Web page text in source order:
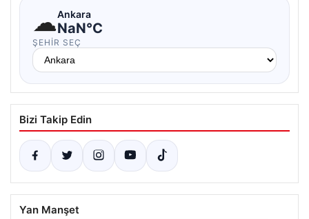
☁Ankara
NaN°C
ŞEHIR SEÇ
Bizi Takip Edin
Yan Manşet